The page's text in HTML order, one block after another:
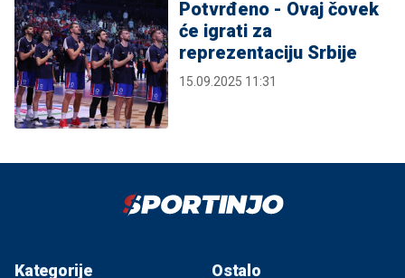
Potvrđeno - Ovaj čovek
će igrati za
reprezentaciju Srbije
15.09.2025 11:31
Kategorije Ostalo